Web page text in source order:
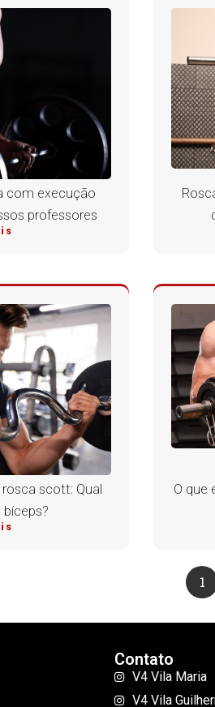
com execução
professores
scott: Qual
O que
1
Contato
V4 Vila Maria
V4 Vila